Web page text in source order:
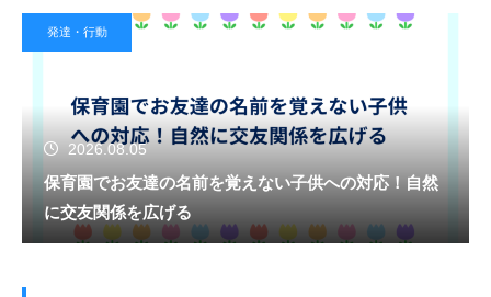
発達・行動
2026.08.05
保育園でお友達の名前を覚えない子供への対応！自然
に交友関係を広げる